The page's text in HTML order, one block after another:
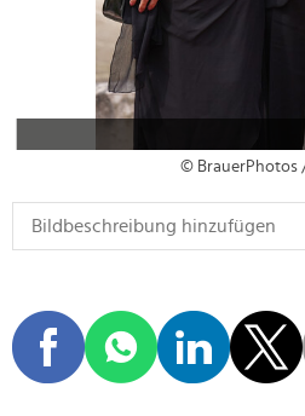
© BrauerPhotos